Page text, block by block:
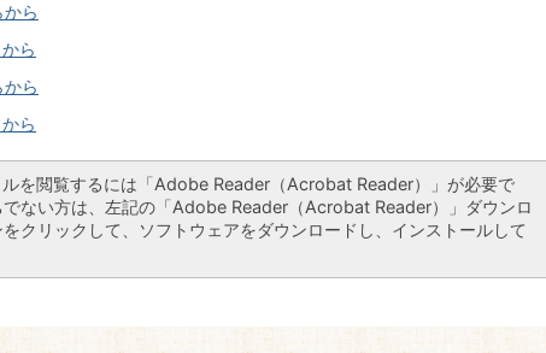
ら
ら
ら
ら
ルを閲覧するには「Adobe Reader（Acrobat Reader）」が必要で
でない方は、左記の「Adobe Reader（Acrobat Reader）」ダウンロ
クリックして、ソフトウェアをダウンロードし、インストールして